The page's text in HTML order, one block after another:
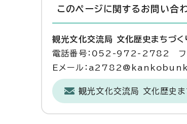
このページに関する お問い合
観光文化交流局 文化歴史まちづ
電話番号：052-972-2782 フ
Eメール：
観光文化交流局 文化歴史